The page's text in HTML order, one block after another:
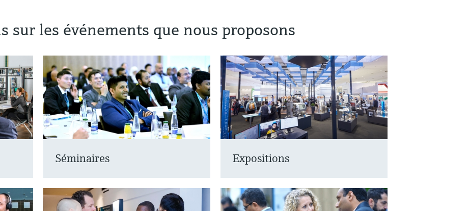
sur les événements que nous proposons
Séminaires Expositions